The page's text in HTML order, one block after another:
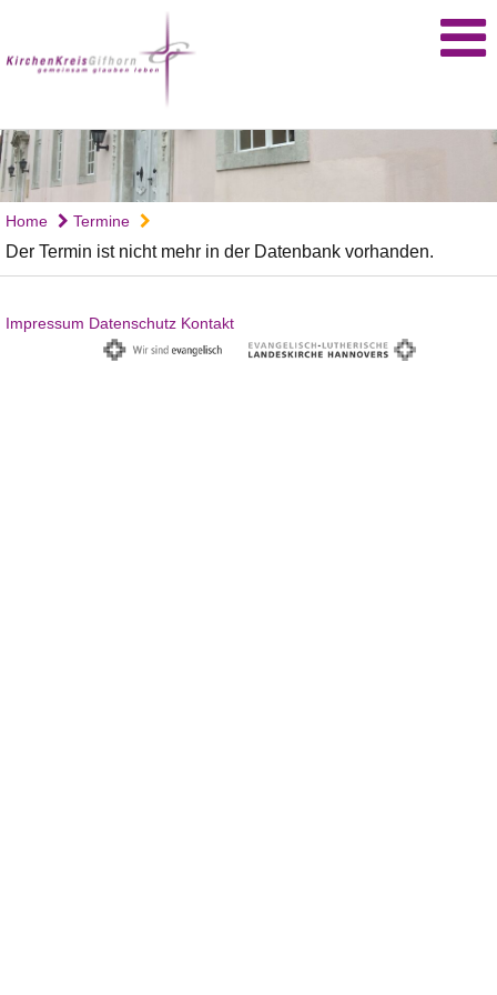
Home Termine
Der Termin ist nicht mehr in der Datenbank vorhanden.
Impressum Datenschutz Kontakt